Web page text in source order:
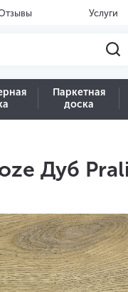
Услуги
Паркетная
доска
Дуб